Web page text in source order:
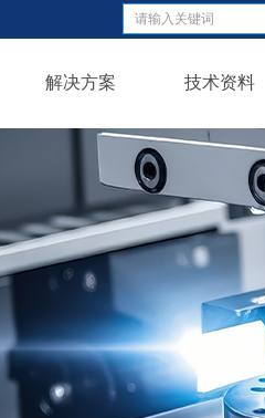
解决方案 技术资料